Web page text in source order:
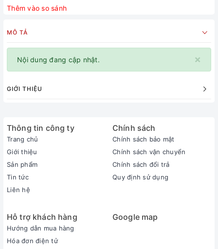
Thêm vào so sánh
MÔ TẢ
×
Nội dung đang cập nhật.
GIỚI THIỆU
Thông tin công ty
Trang chủ
Giới thiệu
Sản phẩm
Tin tức
Liên hệ
Chính sách
Chính sách bảo mật
Chính sách vận chuyển
Chính sách đổi trả
Quy định sử dụng
Hỗ trợ khách hàng
Hướng dẫn mua hàng
Hóa đơn điện tử
Google map